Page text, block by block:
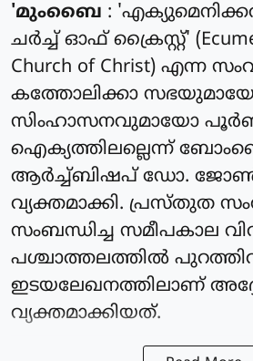
'മുംബൈ :
ചര്‍ച്ച് ഓഫ് ക്രൈസ്റ്റ്'
Church of Christ) എന്ന
കത്തോലിക്കാ
സിംഹാസനവുമായോ
ഐക്യത്തിലല്ലെന്ന്
ആര്‍ച്ച്ബിഷപ് ഡോ. ജോണ്‍
വ്യക്തമാക്കി. പ്രസ്തുത
സംബന്ധിച്ച സമീപകാല
പശ്ചാത്തലത്തില്‍
ഇടയലേഖനത്തിലാണ്
വ്യക്തമാക്കിയത്.